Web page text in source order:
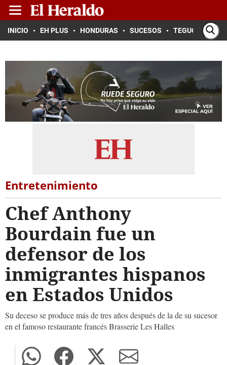
INICIO EH PLUS HONDURAS SUCESOS TEGUCIGALPA
Entretenimiento
Chef Anthony
Bourdain fue un
defensor de los
inmigrantes hispanos
en Estados Unidos
Su deceso se produce más de tres años después de la de su sucesor
en el famoso restaurante francés Brasserie Les Halles